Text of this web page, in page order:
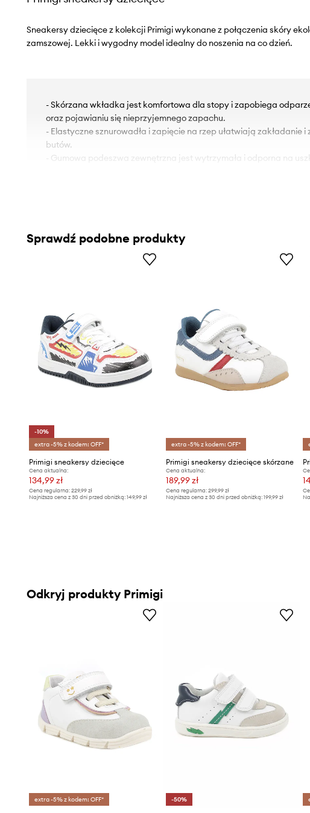
Sneakersy dziecięce z kolekcji Primigi wykonane z połączenia skóry
zamszowej. Lekki i wygodny model idealny do noszenia na co dzień.
- Skórzana wkładka jest komfortowa dla stopy i zapobiega
oraz pojawianiu się nieprzyjemnego zapachu.
- Elastyczne sznurowadła i zapięcie na rzep ułatwiają zakładanie i
butów.
- Gumowa podeszwa zewnętrzna jest wytrzymała i odporna na
Sprawdź podobne produkty
-10%
extra -5% z kodem: OFF*
Primigi sneakersy dziecięce
Cena aktualna:
134,99 zł
Cena regularna: 229,99 zł
Najniższa cena z 30 dni przed obniżką: 149,99 zł
extra -5% z kodem: OFF*
Primigi sneakersy dziecięce skórzane
Cena aktualna:
189,99 zł
Cena regularna:299,99 zł
Najniższa cena z 30 dni przed obniżką:199,99 zł
Odkryj produkty Primigi
extra -5% z kodem: OFF* -50%